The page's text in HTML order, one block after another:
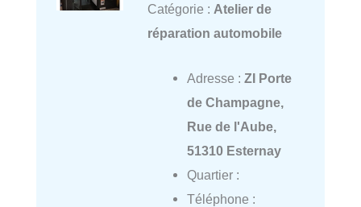
Catégorie : Atelier de
réparation automobile
Adresse : ZI Porte
de Champagne,
Rue de l'Aube,
51310 Esternay
Quartier :
Téléphone :